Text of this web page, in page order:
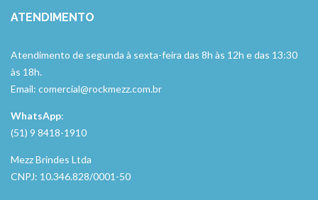
ATENDIMENTO
Atendimento de segunda à sexta-feira das 8h às 12h e das 13:30
às 18h.
Email: comercial@rockmezz.com.br
WhatsApp:
(51) 9 8418-1910
Mezz Brindes Ltda
CNPJ: 10.346.828/0001-50